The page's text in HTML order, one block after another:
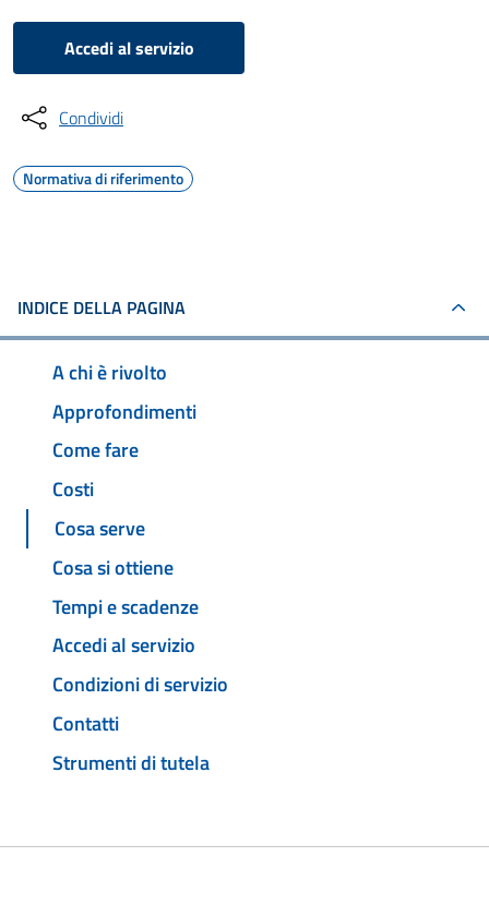
Accedi al servizio
Condividi
Normativa di riferimento
INDICE DELLA PAGINA
A chi è rivolto
Approfondimenti
Come fare
Costi
Cosa serve
Cosa si ottiene
Tempi e scadenze
Accedi al servizio
Condizioni di servizio
Contatti
Strumenti di tutela